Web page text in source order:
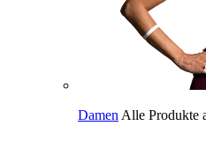
Damen Alle Produkte